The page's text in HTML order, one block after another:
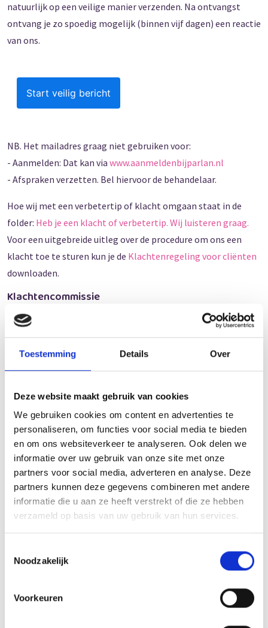
Toestemming Details Over
Deze website maakt gebruik van cookies
We gebruiken cookies om content en advertenties te
personaliseren, om functies voor social media te bieden
en om ons websiteverkeer te analyseren. Ook delen we
informatie over uw gebruik van onze site met onze
partners voor social media, adverteren en analyse. Deze
partners kunnen deze gegevens combineren met andere
informatie die u aan ze heeft verstrekt of die ze hebben
verzameld op basis van uw gebruik van hun services.
Noodzakelijk
Voorkeuren
natuurlijk op een veilige manier verzenden. Na ontvangst
ontvang je zo spoedig mogelijk (binnen vijf dagen) een reactie
van ons.
Start veilig bericht
NB. Het mailadres graag niet gebruiken voor:
- Aanmelden: Dat kan via www.aanmeldenbijparlan.nl
- Afspraken verzetten. Bel hiervoor de behandelaar.
Hoe wij met een verbetertip of klacht omgaan staat in de
folder: Heb je een klacht of verbetertip. Wij luisteren graag.
Voor een uitgebreide uitleg over de procedure om ons een
klacht toe te sturen kun je de Klachtenregeling voor cliënten
downloaden.
Klachtencommissie
Als een gesprek over jouw klacht met de betreffende
tot een oplossing leidt, kun je een klacht indienen bij de
Klachtencommissie cliënten
Vertrouwenspersoon
Jeugdstem is de organisatie van vertrouwenspersonen in de
jeugdzorg. Iedereen die te maken heeft met jeugdzorg of
Veilig Thuis en daar vragen over heeft, kan bij ons terecht voor
informatie, advies of ondersteuning. Kinderen, jongeren en
volwassenen kunnen met vragen of klachten naar een
het bezwaar maken bij de gemeente.
Ondersteuning door de vertrouwenspersoon van Jeugdstem is
gratis. Jeugdstem is een zelfstandige stichting, de